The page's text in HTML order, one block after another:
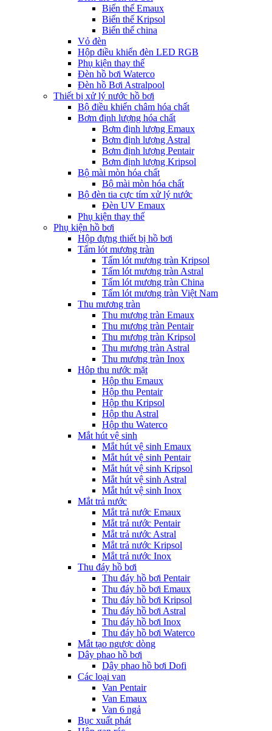
Biến thế Emaux
Biến thế Kripsol
Biến thế china
Vỏ đèn
Hộp điều khiển đèn LED RGB
Phụ kiện thay thế
Đèn hồ bơi Waterco
Đèn hồ Bơi Astralpool
Thiết bị xử lý nước hồ bơi
Bộ điều khiển châm hóa chất
Bơm định lượng hóa chất
Bơm định lượng Emaux
Bơm định lượng Astral
Bơm định lượng Pentair
Bơm định lượng Kripsol
Bộ mài mòn hóa chất
Bộ mài mòn hóa chất
Bộ đèn tia cực tím xử lý nước
Đèn UV Emaux
Phụ kiện thay thế
Phụ kiện hồ bơi
Hộp đựng thiết bị hồ bơi
Tấm lót mương tràn
Tấm lót mương tràn Kripsol
Tấm lót mương tràn Astral
Tấm lót mương tràn China
Tấm lót mương tràn Việt Nam
Thu mương tràn
Thu mương tràn Emaux
Thu mương tràn Pentair
Thu mương tràn Kripsol
Thu mương tràn Astral
Thu mương tràn Inox
Hôp thu nước mặt
Hộp thu Emaux
Hộp thu Pentair
Hộp thu Kripsol
Hộp thu Astral
Hộp thu Waterco
Mắt hút vệ sinh
Mắt hút vệ sinh Emaux
Mắt hút vệ sinh Pentair
Mắt hút vệ sinh Kripsol
Mắt hút vệ sinh Astral
Mắt hút vệ sinh Inox
Mắt trả nước
Mắt trả nước Emaux
Mắt trả nước Pentair
Mắt trả nước Astral
Mắt trả nước Kripsol
Mắt trả nước Inox
Thu đáy hồ bơi
Thu đáy hồ bơi Pentair
Thu đáy hồ bơi Emaux
Thu đáy hồ bơi Kripsol
Thu đáy hồ bơi Astral
Thu đáy hồ bơi Inox
Thu đáy hồ bơi Waterco
Mắt tạo ngược dòng
Dây phao hồ bơi
Dây phao hồ bơi Dofi
Các loại van
Van Pentair
Van Emaux
Van 6 ngả
Bục xuất phát